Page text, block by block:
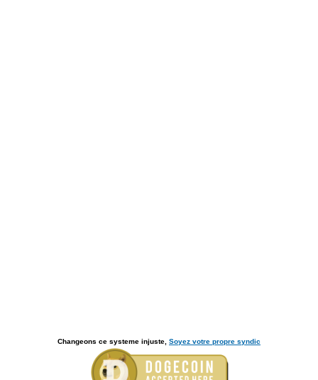
Changeons ce systeme injuste, Soyez votre propre syndic